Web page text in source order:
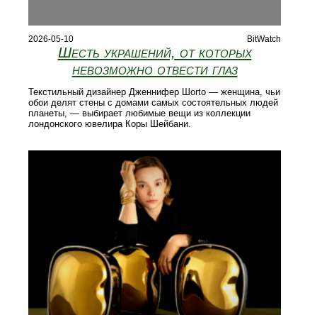
2026-05-10 BitWatch
Шесть украшений, от которых
невозможно отвести глаз
Текстильный дизайнер Дженнифер Шorto — женщина, чьи
обои делят стены с домами самых состоятельных людей
планеты, — выбирает любимые вещи из коллекции
лондонского ювелира Коры Шейбани.